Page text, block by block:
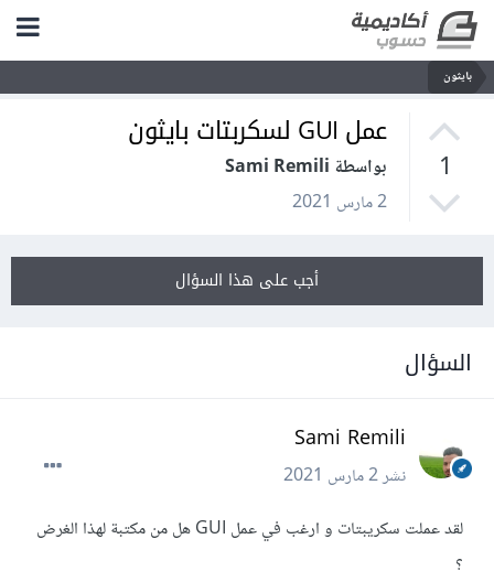
بايثون
1
عمل GUI لسكربتات بايثون
بواسطة Sami Remili
2 مارس 2021
أجب على هذا السؤال
السؤال
Sami Remili
نشر2 مارس 2021
لقد عملت سكريبتات و ارغب في عمل GUI هل من مكتبة لهذا الغرض
؟